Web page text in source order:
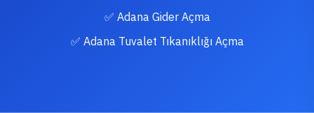
✅ Adana Gider Açma
✅ Adana Tuvalet Tıkanıklığı Açma